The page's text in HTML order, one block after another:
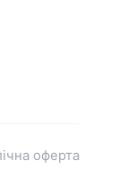
оферта